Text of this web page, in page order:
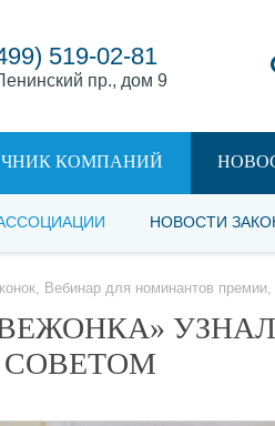
519-02-81
пр., дом 9
КОМПАНИЙ
НОВОСТИ
Вебинар для номинантов